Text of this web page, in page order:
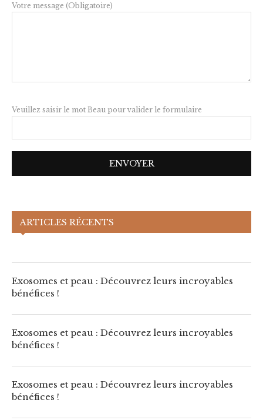
Votre message (Obligatoire)
Veuillez saisir le mot Beau pour valider le formulaire
ARTICLES RÉCENTS
Exosomes et peau : Découvrez leurs
incroyables bénéfices !
Exosomes et peau : Découvrez leurs incroyables
bénéfices !
Exosomes et peau : Découvrez leurs incroyables
bénéfices !
Exosomes et peau : Découvrez leurs incroyables
bénéfices !